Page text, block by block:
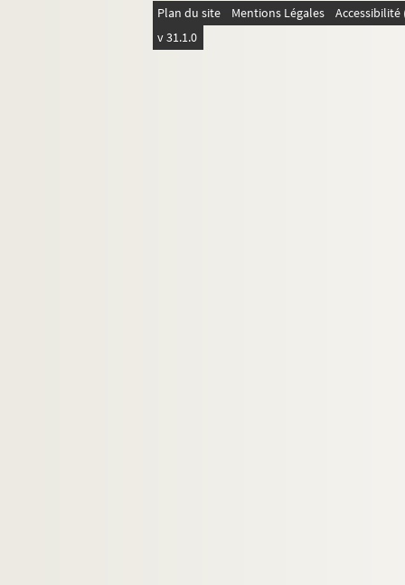
Plan du site Mentions Légales
v 31.1.0